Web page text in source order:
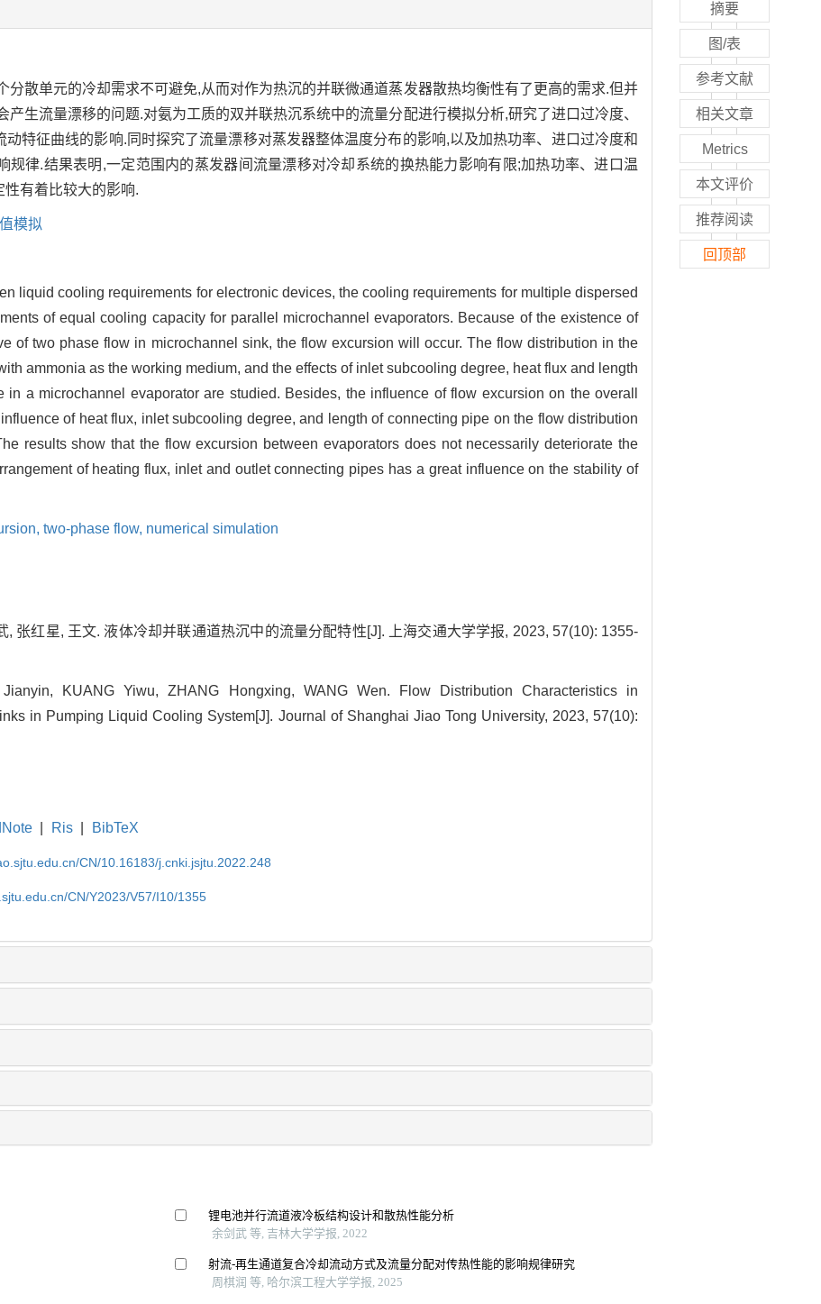
分散单元的冷却需求不可避免,从而对作为热沉的并联微通道蒸发器散热均衡性有了更高的需求.但并
生流量漂移的问题.对氨为工质的双并联热沉系统中的流量分配进行模拟分析,研究了进口过冷度、
特征曲线的影响.同时探究了流量漂移对蒸发器整体温度分布的影响,以及加热功率、进口过冷度和
规律.结果表明,一定范围内的蒸发器间流量漂移对冷却系统的换热能力影响有限;加热功率、进口温
有着比较大的影响.
模拟
liquid cooling requirements for electronic devices, the cooling requirements for multiple dispersed
of equal cooling capacity for parallel microchannel evaporators. Because of the existence of
of two phase flow in microchannel sink, the flow excursion will occur. The flow distribution in the
ammonia as the working medium, and the effects of inlet subcooling degree, heat flux and length
a microchannel evaporator are studied. Besides, the influence of flow excursion on the overall
of heat flux, inlet subcooling degree, and length of connecting pipe on the flow distribution
results show that the flow excursion between evaporators does not necessarily deteriorate the
of heating flux, inlet and outlet connecting pipes has a great influence on the stability of
two-phase flow, numerical simulation
, 张红星, 王文. 液体冷却并联通道热沉中的流量分配特性[J]. 上海交通大学学报, 2023, 57(10): 1355-
KUANG Yiwu, ZHANG Hongxing, WANG Wen. Flow Distribution Characteristics in
in Pumping Liquid Cooling System[J]. Journal of Shanghai Jiao Tong University, 2023, 57(10):
Ris BibTeX
CN/10.16183/j.cnki.jsjtu.2022.248
CN/Y2023/V57/I10/1355
摘要
图/表
参考文献
相关文章
Metrics
本文评价
推荐阅读
回顶部